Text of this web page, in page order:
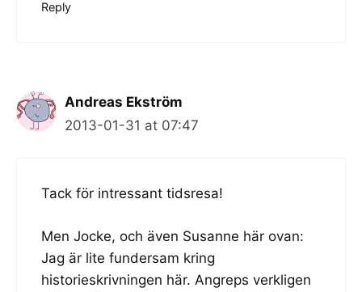
Reply
Andreas Ekström
2013-01-31 at 07:47
Tack för intressant tidsresa!
Men Jocke, och även Susanne här ovan:
Jag är lite fundersam kring
historieskrivningen här. Angreps verkligen